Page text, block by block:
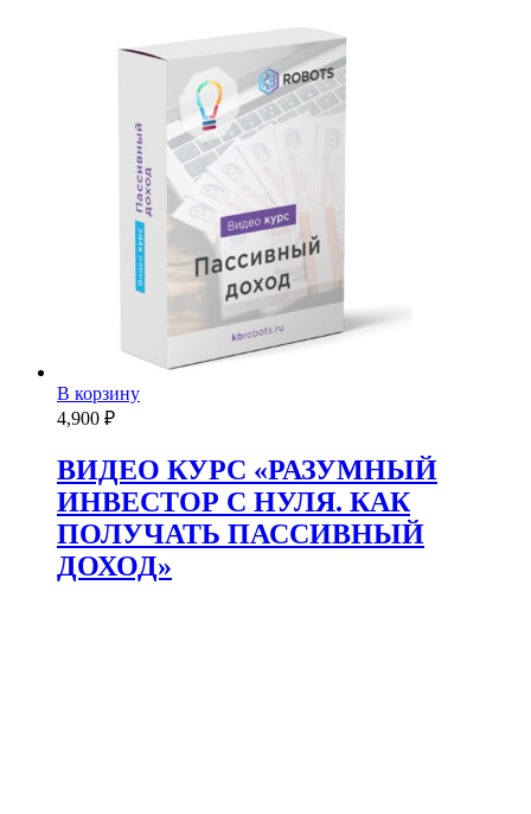
В корзину
4,900 ₽
ВИДЕО КУРС «РАЗУМНЫЙ
ИНВЕСТОР С НУЛЯ. КАК
ПОЛУЧАТЬ ПАССИВНЫЙ
ДОХОД»